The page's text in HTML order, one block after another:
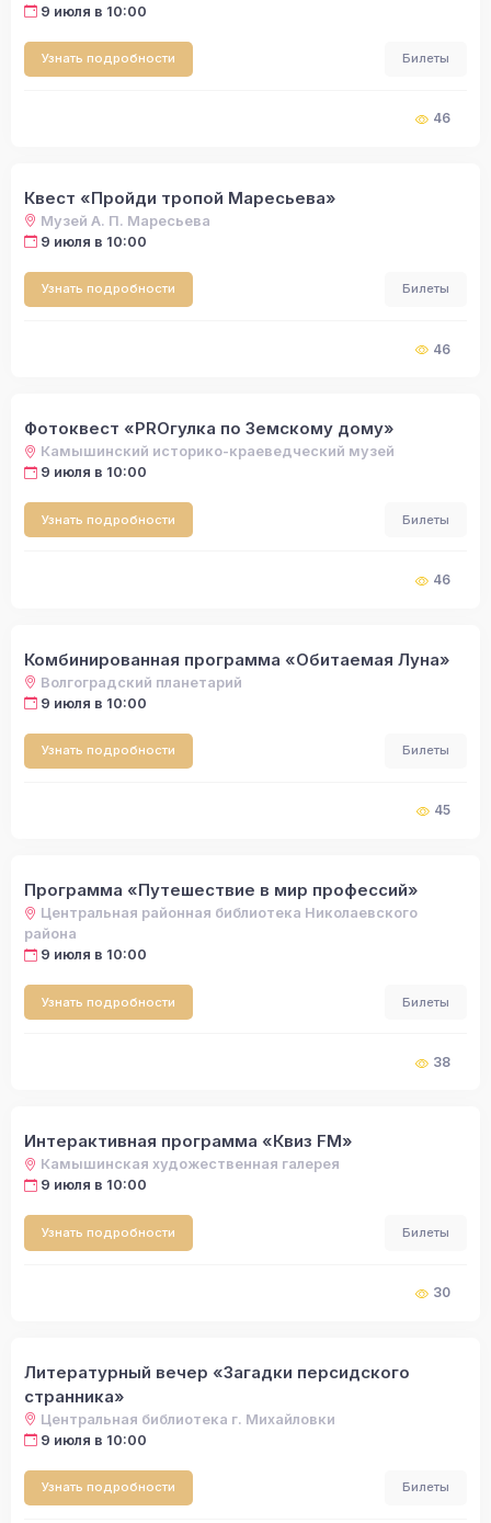
9 июля в 10:00
Узнать подробности Билеты
46
Квест «Пройди тропой Маресьева»
Музей А. П. Маресьева
9 июля в 10:00
Узнать подробности Билеты
46
Фотоквест «PROгулка по Земскому дому»
Камышинский историко-краеведческий музей
9 июля в 10:00
Узнать подробности Билеты
46
Комбинированная программа «Обитаемая Луна»
Волгоградский планетарий
9 июля в 10:00
Узнать подробности Билеты
45
Программа «Путешествие в мир профессий»
Центральная районная библиотека Николаевского
района
9 июля в 10:00
Узнать подробности Билеты
38
Интерактивная программа «Квиз FM»
Камышинская художественная галерея
9 июля в 10:00
Узнать подробности Билеты
30
Литературный вечер «Загадки персидского
странника»
Центральная библиотека г. Михайловки
9 июля в 10:00
Узнать подробности Билеты